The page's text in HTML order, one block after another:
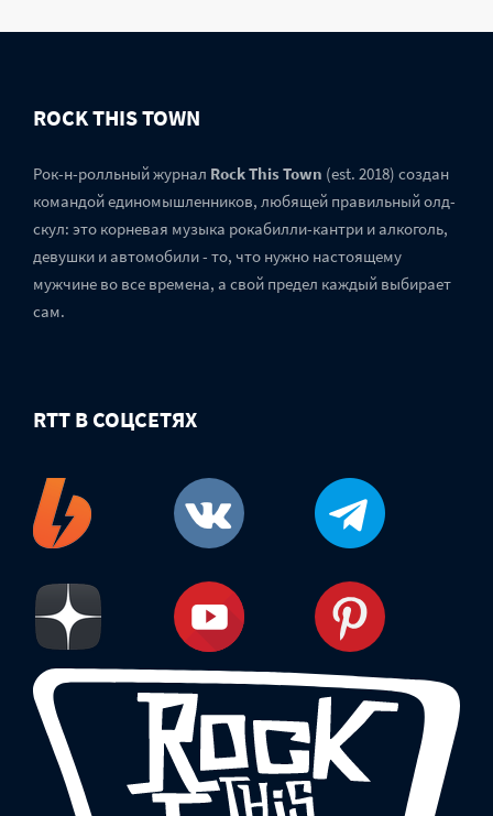
ROCK THIS TOWN
Рок-н-ролльный журнал Rock This Town (est. 2018) создан
командой единомышленников, любящей правильный олд-
скул: это корневая музыка рокабилли-кантри и алкоголь,
девушки и автомобили - то, что нужно настоящему
мужчине во все времена, а свой предел каждый выбирает
сам.
RTT В СОЦСЕТЯХ